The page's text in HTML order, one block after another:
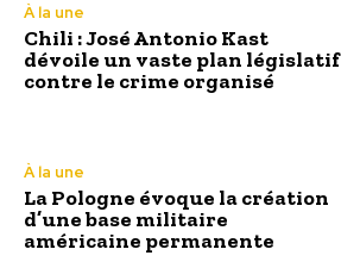
À la une
Chili : José Antonio Kast
dévoile un vaste plan législatif
contre le crime organisé
À la une
La Pologne évoque la création
d’une base militaire
américaine permanente